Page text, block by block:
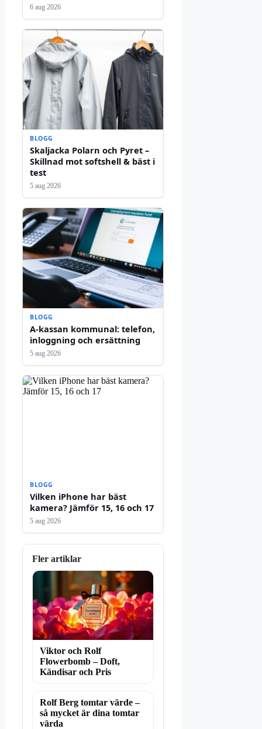
6 aug 2026
BLOGG
Skaljacka Polarn och Pyret –
Skillnad mot softshell & bäst i
test
5 aug 2026
BLOGG
A-kassan kommunal: telefon,
inloggning och ersättning
5 aug 2026
BLOGG
Vilken iPhone har bäst
kamera? Jämför 15, 16 och 17
5 aug 2026
Fler artiklar
Viktor och Rolf
Flowerbomb – Doft,
Kändisar och Pris
Rolf Berg tomtar värde –
så mycket är dina tomtar
värda